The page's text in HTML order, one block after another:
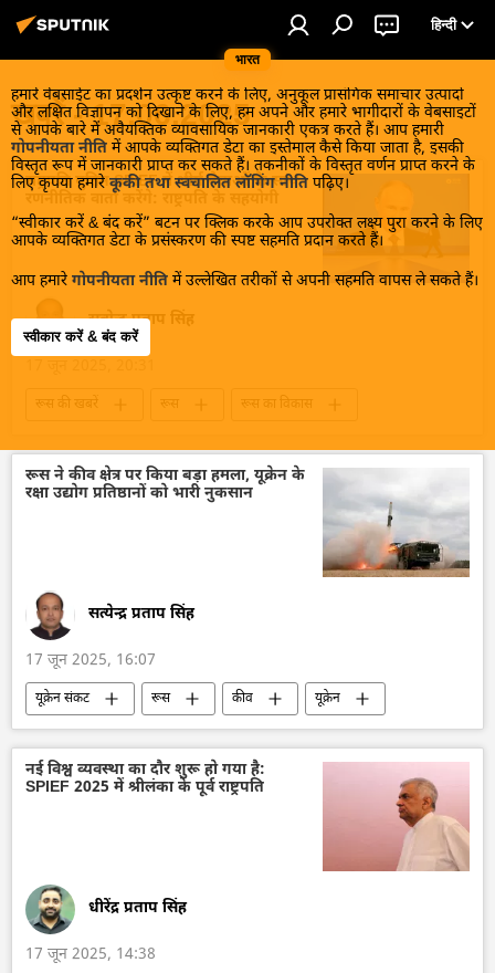
भारत
हिन्दी
हमारे वेबसाईट का प्रदर्शन उत्कृष्ट करने के लिए, अनुकूल प्रासंगिक समाचार उत्पादों
और लक्षित विज्ञापन को दिखाने के लिए, हम अपने और हमारे भागीदारों के वेबसाइटों
से आपके बारे में अवैयक्तिक व्यावसायिक जानकारी एकत्र करते हैं। आप हमारी
गोपनीयता नीति में आपके व्यक्तिगत डेटा का इस्तेमाल कैसे किया जाता है, इसकी
विस्तृत रूप में जानकारी प्राप्त कर सकते हैं। तकनीकों के विस्तृत वर्णन प्राप्त करने के
लिए कृपया हमारे कूकी तथा स्वचालित लॉगिंग नीति पढ़िए।
“स्वीकार करें & बंद करें” बटन पर क्लिक करके आप उपरोक्त लक्ष्य पुरा करने के लिए
आपके व्यक्तिगत डेटा के प्रसंस्करण की स्पष्ट सहमति प्रदान करते हैं।
आप हमारे गोपनीयता नीति में उल्लेखित तरीकों से अपनी सहमति वापस ले सकते हैं।
स्वीकार करें & बंद करें
खबरें - 17.06.2025
राष्ट्रपति पुतिन SPIEF में शीर्ष नेताओं के साथ
रणनीतिक वार्ता करेंगे: राष्ट्रपति के सहयोगी
सत्येन्द्र प्रताप सिंह
रूस की खबरें रूस
रूस का विकास
सेंट पीटर्सबर्ग अंतर्राष्ट्रीय आर्थिक मंच (SPIEF)
रूस ने कीव क्षेत्र पर किया बड़ा हमला, यूक्रेन के
रक्षा उद्योग प्रतिष्ठानों को भारी नुकसान
सत्येन्द्र प्रताप सिंह
17 जून 2025, 16:07
यूक्रेन संकट रूस कीव
यूक्रेन
वायु रक्षा
रक्षा-पंक्ति
रक्षा मंत्रालय (MoD)
ड्रोन
ड्रोन हमला
ज़पोरोज्ये
नई विश्व व्यवस्था का दौर शुरू हो गया है:
SPIEF 2025 में श्रीलंका के पूर्व राष्ट्रपति
धीरेंद्र प्रताप सिंह
17 जून 2025, 14:38